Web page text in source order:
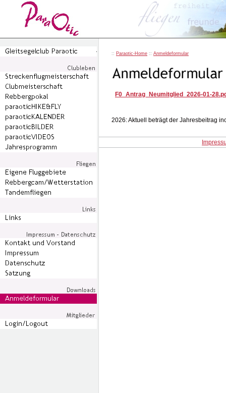
:: Paraotic-Home :: Anmeldeformular
F0_Antrag_Neumitglied_2026-01-
2026: Aktuell beträgt der Jahresbeitrag